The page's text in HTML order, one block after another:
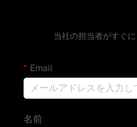
当社の担当者がすぐに
Email
名前